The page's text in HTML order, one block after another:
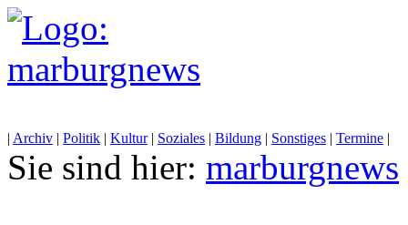
| Archiv | Politik | Kultur| Soziales | Bildung | Sonstiges | Termine |
Sie sind hier: marburgnews